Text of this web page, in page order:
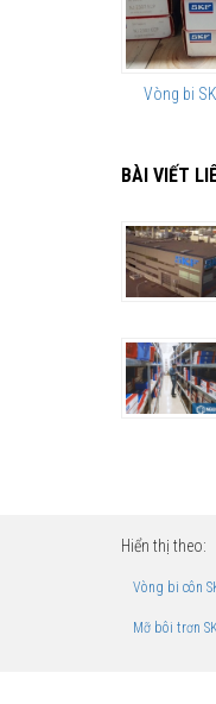
Vòng bi
BÀI VIẾT
Hiển thị theo:
Vòng bi côn
Mỡ bôi trơn